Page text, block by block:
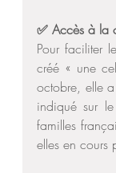
✅ Accès à la
Pour faciliter
créé « une
octobre, elle
indiqué sur
familles
elles en cours